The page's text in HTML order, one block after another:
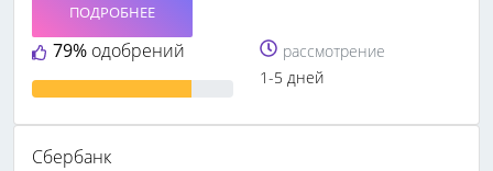
79% одобрений
ПОДРОБНЕЕ
рассмотрение
1-5 дней
Сбербанк